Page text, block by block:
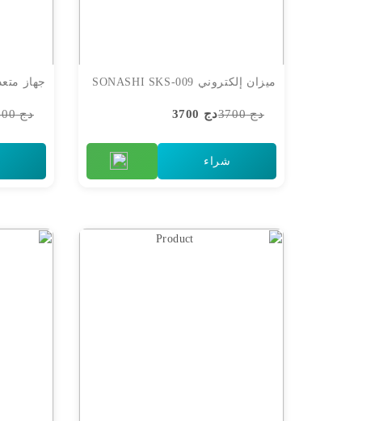
دج 7300
ميزان إلكتروني SONASHI SKS-009
دج 3700 دج 3700
شراء